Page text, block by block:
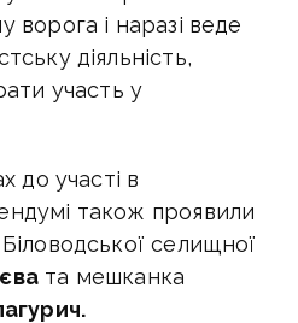
і наразі веде
діяльність,
участь у
до участі в
також проявили
селищної
та мешканка